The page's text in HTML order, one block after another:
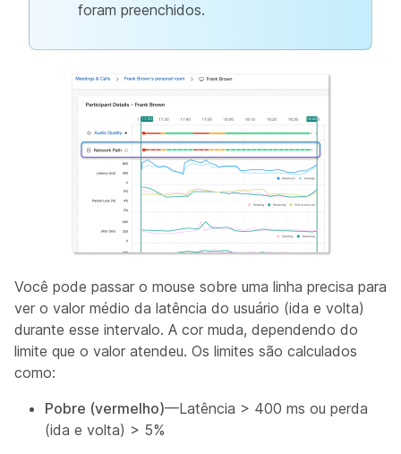
foram preenchidos.
Você pode passar o mouse sobre uma linha precisa para
ver o valor médio da latência do usuário (ida e volta)
durante esse intervalo. A cor muda, dependendo do
limite que o valor atendeu. Os limites são calculados
como:
Pobre (vermelho)—Latência > 400 ms ou perda
(ida e volta) > 5%